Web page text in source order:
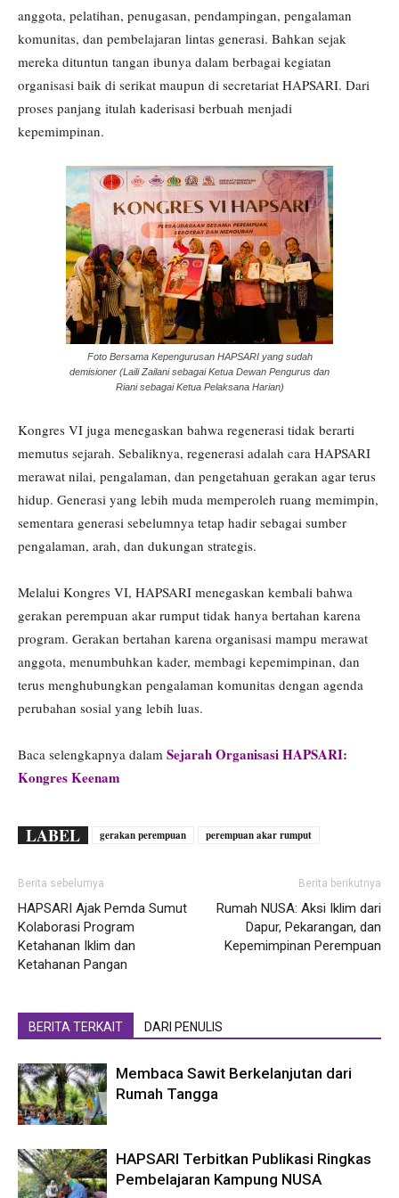
anggota, pelatihan, penugasan, pendampingan, pengalaman
komunitas, dan pembelajaran lintas generasi. Bahkan sejak
mereka dituntun tangan ibunya dalam berbagai kegiatan
organisasi baik di serikat maupun di secretariat HAPSARI. Dari
proses panjang itulah kaderisasi berbuah menjadi
kepemimpinan.
Foto Bersama Kepengurusan HAPSARI yang sudah
demisioner (Laili Zailani sebagai Ketua Dewan Pengurus dan
Riani sebagai Ketua Pelaksana Harian)
Kongres VI juga menegaskan bahwa regenerasi tidak berarti
memutus sejarah. Sebaliknya, regenerasi adalah cara HAPSARI
merawat nilai, pengalaman, dan pengetahuan gerakan agar terus
hidup. Generasi yang lebih muda memperoleh ruang memimpin,
sementara generasi sebelumnya tetap hadir sebagai sumber
pengalaman, arah, dan dukungan strategis.
Melalui Kongres VI, HAPSARI menegaskan kembali bahwa
gerakan perempuan akar rumput tidak hanya bertahan karena
program. Gerakan bertahan karena organisasi mampu merawat
anggota, menumbuhkan kader, membagi kepemimpinan, dan
terus menghubungkan pengalaman komunitas dengan agenda
perubahan sosial yang lebih luas.
Baca selengkapnya dalam Sejarah Organisasi HAPSARI:
Kongres Keenam
LABEL gerakan perempuan perempuan akar rumput
Berita sebelumya
HAPSARI Ajak Pemda Sumut
Kolaborasi Program
Ketahanan Iklim dan
Ketahanan Pangan
Berita berikutnya
Rumah NUSA: Aksi Iklim dari
Dapur, Pekarangan, dan
Kepemimpinan Perempuan
BERITA TERKAIT DARI PENULIS
Membaca Sawit Berkelanjutan dari
Rumah Tangga
HAPSARI Terbitkan Publikasi Ringkas
Pembelajaran Kampung NUSA